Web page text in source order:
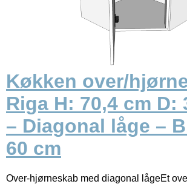
Køkken over/
Riga H: 70,4 cm D:
– Diagonal låge –
60 cm
Over-hjørneskab med diagonal lågeEt